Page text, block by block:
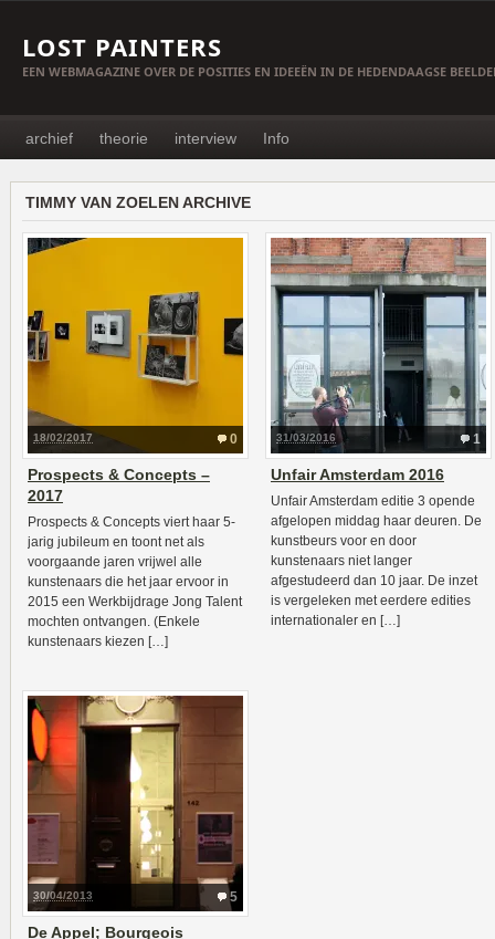
LOST PAINTERS
EEN WEBMAGAZINE OVER DE POSITIES EN IDEEËN IN DE HEDENDAAGSE
archief theorie interview Info
TIMMY VAN ZOELEN ARCHIVE
0
18/02/2017
Prospects & Concepts –
2017
Prospects & Concepts viert haar 5-
jarig jubileum en toont net als
voorgaande jaren vrijwel alle
kunstenaars die het jaar ervoor in
2015 een Werkbijdrage Jong Talent
mochten ontvangen. (Enkele
kunstenaars kiezen […]
1
31/03/2016
Unfair Amsterdam 2016
Unfair Amsterdam editie 3 opende
afgelopen middag haar deuren. De
kunstbeurs voor en door
kunstenaars niet langer
afgestudeerd dan 10 jaar. De inzet
is vergeleken met eerdere edities
internationaler en […]
5
30/04/2013
De Appel; Bourgeois